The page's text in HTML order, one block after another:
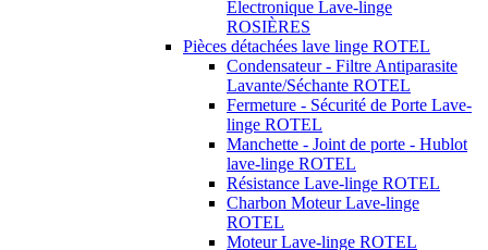
Electronique Lave-linge
ROSIÈRES
Pièces détachées lave linge ROTEL
Condensateur - Filtre Antiparasite
Lavante/Séchante ROTEL
Fermeture - Sécurité de Porte Lave-
linge ROTEL
Manchette - Joint de porte - Hublot
lave-linge ROTEL
Résistance Lave-linge ROTEL
Charbon Moteur Lave-linge
ROTEL
Moteur Lave-linge ROTEL